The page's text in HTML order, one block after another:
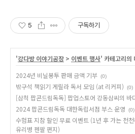
5 구독하기
'강다방 이야기공장 > 이벤트 행사' 카테고리의
2024년 비닐봉투 판매 금액 기부 (0)
밖구석 책읽기 게릴라 독서 모임 (at 리커피) (0)
[삼척 팝콘드림독독] 팝업스토어 강동삼씨의 바
2024 팝콘드림독독 대한독립서점 부스 운영 (0)
수험표 지참 할인 무료 이벤트 (1년 후 가는 천
유리병 펜팔 편지)